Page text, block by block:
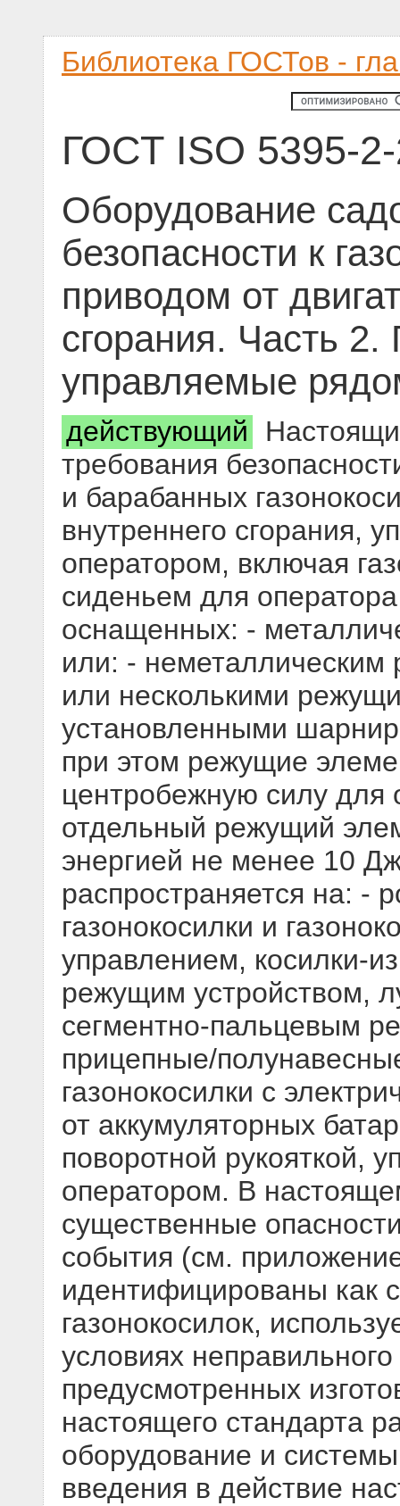
Библиотека ГОСТов -
ГОСТ ISO 5395-
Оборудование
безопасности к
приводом от
сгорания. Часть 2.
управляемые
действующий
требования
и барабанных
внутреннего сгорания,
оператором, включая
сиденьем для
оснащенных: -
или: -
или несколькими
установленными
при этом режущие
центробежную силу для
отдельный режущий
энергией не менее 10
распространяется на: -
газонокосилки и
управлением, косилки-
режущим устройством,
сегментно-пальцевым
прицепные/
газонокосилки с
от аккумуляторных
поворотной рукояткой,
оператором. В
существенные
события (см.
идентифицированы как
газонокосилок,
условиях
предусмотренных
настоящего стандарта
оборудование и
введения в действие